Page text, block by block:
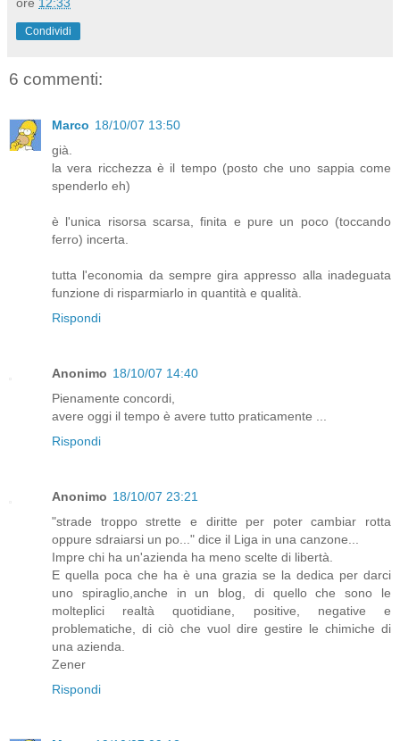
Condividi
6 commenti:
Marco 18/10/07 13:50
già.
la vera ricchezza è il tempo (posto che uno sappia come
spenderlo eh)
è l'unica risorsa scarsa, finita e pure un poco (toccando
ferro) incerta.
tutta l'economia da sempre gira appresso alla inadeguata
funzione di risparmiarlo in quantità e qualità.
Rispondi
Anonimo 18/10/07 14:40
Pienamente concordi,
avere oggi il tempo è avere tutto praticamente ...
Rispondi
Anonimo 18/10/07 23:21
"strade troppo strette e diritte per poter cambiar rotta
oppure sdraiarsi un po..." dice il Liga in una canzone...
Impre chi ha un'azienda ha meno scelte di libertà.
E quella poca che ha è una grazia se la dedica per darci
uno spiraglio,anche in un blog, di quello che sono le
molteplici realtà quotidiane, positive, negative e
problematiche, di ciò che vuol dire gestire le chimiche di
una azienda.
Zener
Rispondi